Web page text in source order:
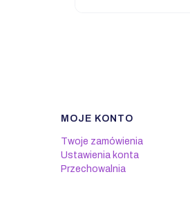
Linki w stopce
MOJE KONTO
Twoje zamówienia
Ustawienia konta
Przechowalnia